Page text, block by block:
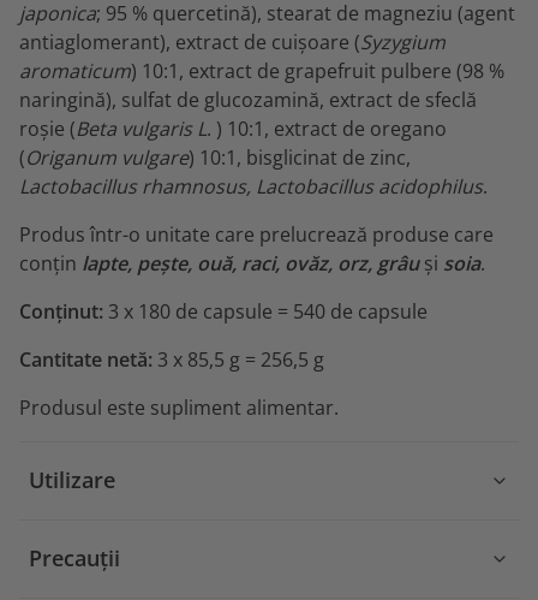
japonica; 95 % quercetină), stearat de magneziu (agent
antiaglomerant), extract de cuișoare (Syzygium
aromaticum) 10:1, extract de grapefruit pulbere (98 %
naringină), sulfat de glucozamină, extract de sfeclă
roșie (Beta vulgaris L. ) 10:1, extract de oregano
(Origanum vulgare) 10:1, bisglicinat de zinc,
Lactobacillus rhamnosus, Lactobacillus acidophilus.
Produs într-o unitate care prelucrează produse care
conțin lapte, pește, ouă, raci, ovăz, orz, grâuși soia.
Conținut: 3 x 180 de capsule = 540 de capsule
Cantitate netă: 3 x 85,5 g = 256,5 g
Produsul este supliment alimentar.
Utilizare
Precauții